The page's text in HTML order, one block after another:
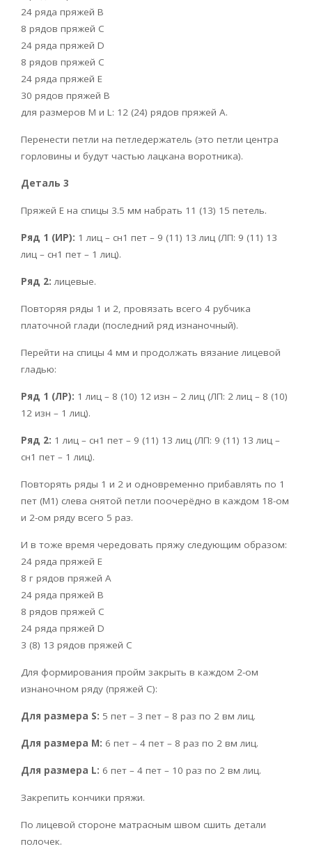
24 ряда пряжей В
8 рядов пряжей С
24 ряда пряжей D
8 рядов пряжей С
24 ряда пряжей Е
30 рядов пряжей В
для размеров М и L: 12 (24) рядов пряжей A.
Перенести петли на петледержатель (это петли центра
горловины и будут частью лацкана воротника).
Деталь 3
Пряжей E на спицы 3.5 мм набрать 11 (13) 15 петель.
Ряд 1 (ИР): 1 лиц – сн1 пет – 9 (11) 13 лиц (ЛП: 9 (11) 13
лиц – сн1 пет – 1 лиц).
Ряд 2: лицевые.
Повторяя ряды 1 и 2, провязать всего 4 рубчика
платочной глади (последний ряд изнаночный).
Перейти на спицы 4 мм и продолжать вязание лицевой
гладью:
Ряд 1 (ЛР): 1 лиц – 8 (10) 12 изн – 2 лиц (ЛП: 2 лиц – 8 (10)
12 изн – 1 лиц).
Ряд 2: 1 лиц – сн1 пет – 9 (11) 13 лиц (ЛП: 9 (11) 13 лиц –
сн1 пет – 1 лиц).
Повторять ряды 1 и 2 и одновременно прибавлять по 1
пет (М1) слева снятой петли поочерёдно в каждом 18-ом
и 2-ом ряду всего 5 раз.
И в тоже время чередовать пряжу следующим образом:
24 ряда пряжей Е
8 г рядов пряжей А
24 ряда пряжей В
8 рядов пряжей С
24 ряда пряжей D
3 (8) 13 рядов пряжей С
Для формирования пройм закрыть в каждом 2-ом
изнаночном ряду (пряжей C):
Для размера S: 5 пет – 3 пет – 8 раз по 2 вм лиц.
Для размера М: 6 пет – 4 пет – 8 раз по 2 вм лиц.
Для размера L: 6 пет – 4 пет – 10 раз по 2 вм лиц.
Закрепить кончики пряжи.
По лицевой стороне матрасным швом сшить детали
полочек.